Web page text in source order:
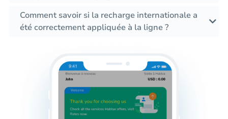
Comment savoir si la recharge internationale a
été correctement appliquée à la ligne ?